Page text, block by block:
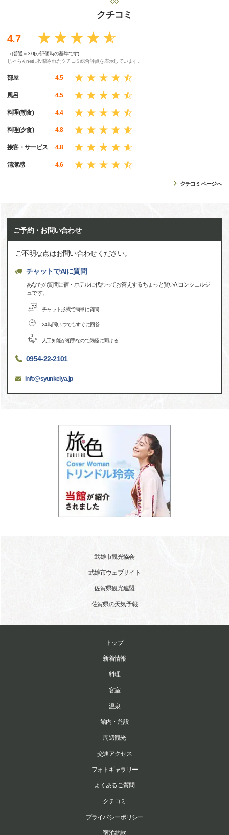
クチコミ
4.7
（[普通＝3.0]が評価時の基準です)
じゃらんnetに投稿されたクチコミ総合評点を表示しています。
部屋 4.5
風呂 4.5
料理(朝食) 4.4
料理(夕食) 4.8
接客・サービス 4.8
清潔感 4.6
クチコミページへ
ご予約・お問い合わせ
ご不明な点はお問い合わせください。
チャットでAIに質問
あなたの質問に宿・ホテルに代わってお答えするちょっと賢いAIコンシェルジ
ュです。
チャット形式で簡単に質問
24時間いつでもすぐに回答
人工知能が相手なので気軽に聞ける
0954-22-2101
info@syunkeiya.jp
武雄市観光協会
武雄市ウェブサイト
佐賀県観光連盟
佐賀県の天気予報
トップ
新着情報
料理
客室
温泉
館内・施設
周辺観光
交通アクセス
フォトギャラリー
よくあるご質問
クチコミ
プライバシーポリシー
宿泊約款